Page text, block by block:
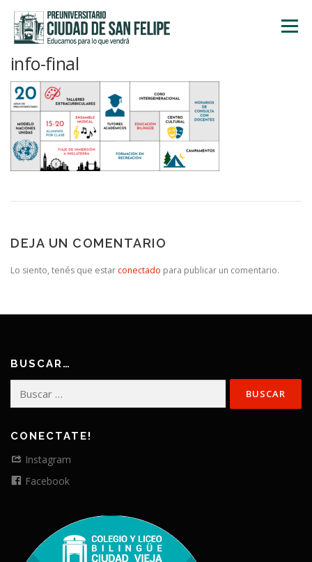
contenido
Menú
TALLERES ACTIVIDADES
info-final
DEJA UN COMENTARIO
Lo siento, tenés que estar conectado para publicar un comentario.
BUSCAR…
CONECTATE!
Instagram
Facebook